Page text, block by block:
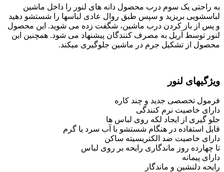
به راحتی یک سوم درب محصول دانه های لنور را داخل ماشین
لباسشویی بریزید و سپس طبق روال عادی لباسها را شستشو دهید
و پس از باز کردن درب ماشین، شگفت زده می شوید. این محصول
لنور توسط آریل به مصرف کنندگان پیشنهاد می شود. همچنین این
محصول از تشکیل جرم در ماشین جلوگیری میکند.
ویژگیهای لنور
فرمول تخصصی جدید و چند کاره
دارای خاصیت نرم کنندگی
جلو گیری از ایجاد لکه روی لباس ها
قابل استفاده در هنگام شستشو با آب سرد یا گرم
دارای خاصیت ضد الکتریسیته ساکن
تا چهارده روز ماندگاری رایحه بر روی لباس
دارای پیمانه
رایحه دلنشین و ماندگار